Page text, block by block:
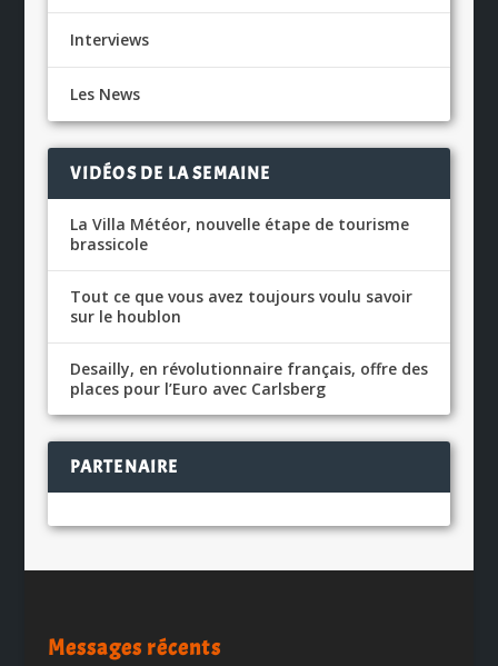
Interviews
Les News
VIDÉOS DE LA SEMAINE
La Villa Météor, nouvelle étape de tourisme
brassicole
Tout ce que vous avez toujours voulu savoir
sur le houblon
Desailly, en révolutionnaire français, offre des
places pour l’Euro avec Carlsberg
PARTENAIRE
Messages récents